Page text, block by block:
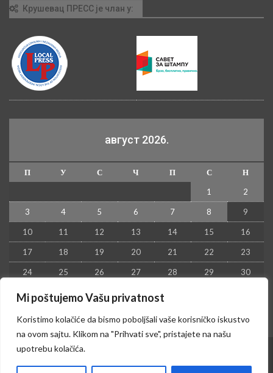
Mi poštujemo Vašu privatnost
Koristimo kolačiće da bismo poboljšali vaše korisničko iskustvo
na ovom sajtu. Klikom na "Prihvati sve", pristajete na našu
upotrebu kolačića.
Крушевац ПРЕСС је члан у:
август 2026.
П У С Ч П С
Н
1
2
3 4 5 6 7 8 9
10 11 12 13 14 15 16
17 18 19 20 21 22 23
24 25 26 27 28 29 30
31